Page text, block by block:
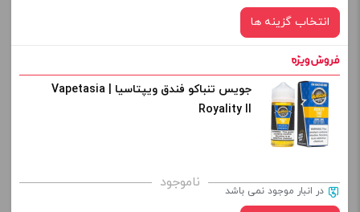
+
انتخاب گزینه ها
نیکوتین:
برای فعال شدن سبد خرید و نمایش قیمت ، گزینه های محصول را
از کادر بالا انتخاب کنید.
جویس تنباکو فندق ویپتاسیا | Vapetasia
Royality II
ناموجود در انبار موجود نمی باشد